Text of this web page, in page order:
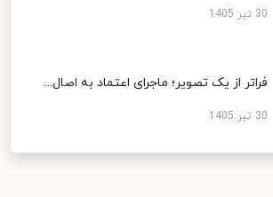
30 تیر 1405
فراتر از یک تصویر؛ ماجرای اعتماد به اصال...
30 تیر 1405